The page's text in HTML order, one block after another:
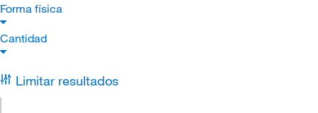
Forma física
Cantidad
Limitar resultados